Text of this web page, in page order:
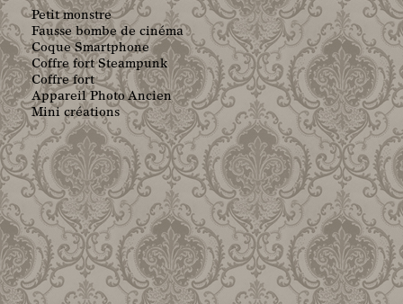
Petit monstre
Fausse bombe de cinéma
Coque Smartphone
Coffre fort Steampunk
Coffre fort
Appareil Photo Ancien
Mini créations